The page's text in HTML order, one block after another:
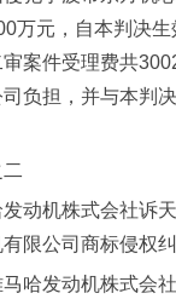
万元，自本判决
案件受理费共
负担，并与本判
机株式会社诉天
限公司商标侵权
发动机株式会社